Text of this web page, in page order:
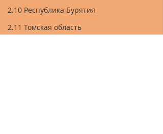
2.10 Республика Бурятия
2.11 Томская область